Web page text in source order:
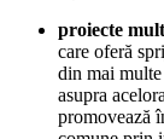
proiecte
care oferă
din mai multe
asupra
promovează